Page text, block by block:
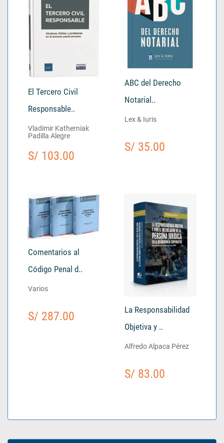
El Tercero Civil
Responsable..
Vladimir Katherniak
Padilla Alegre
S/ 103.00
ABC del Derecho
Notarial..
Lex & Iuris
S/ 35.00
Comentarios al
Código Penal d..
Varios
S/ 287.00
La Responsabilidad
Objetiva y ..
Alfredo Alpaca Pérez
S/ 83.00